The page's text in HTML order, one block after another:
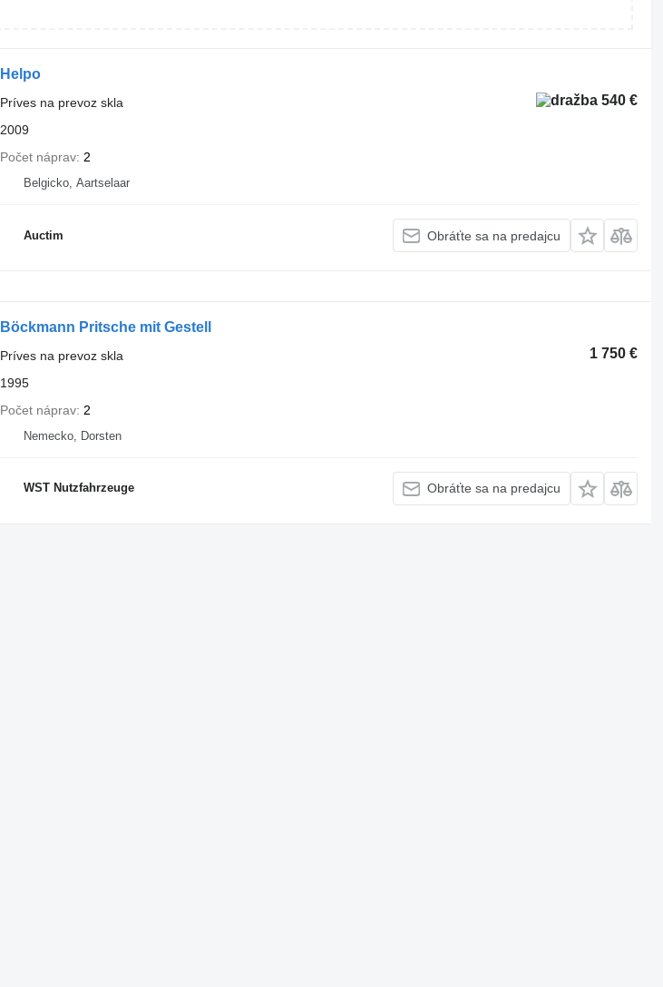
Helpo
540 €
Príves na prevoz skla
2009
Počet náprav 2
Belgicko, Aartselaar
Auctim Obráťte sa na predajcu
Böckmann Pritsche mit Gestell
1 750 €
Príves na prevoz skla
1995
Počet náprav 2
Nemecko, Dorsten
WST Nutzfahrzeuge Obráťte sa na predajcu